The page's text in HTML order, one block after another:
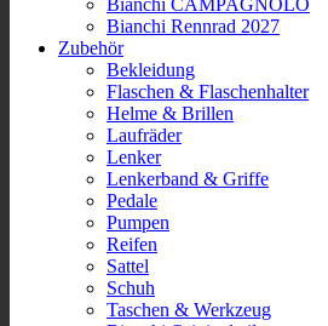
Bianchi CAMPAGNOLO
Bianchi Rennrad 2027
Zubehör
Bekleidung
Flaschen & Flaschenhalter
Helme & Brillen
Laufräder
Lenker
Lenkerband & Griffe
Pedale
Pumpen
Reifen
Sattel
Schuh
Taschen & Werkzeug